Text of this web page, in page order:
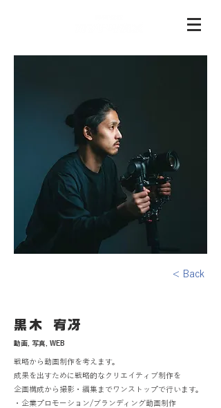
< Back
黒木 宥冴
動画, 写真, WEB
戦略から動画制作を考えます。
成果を出すために戦略的なクリエイティブ制作を
企画構成から撮影・編集までワンストップで行います。
・企業プロモーション/ブランディング動画制作